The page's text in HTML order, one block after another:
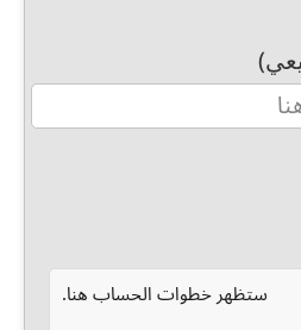
ستظهر خطوات الحساب هنا.